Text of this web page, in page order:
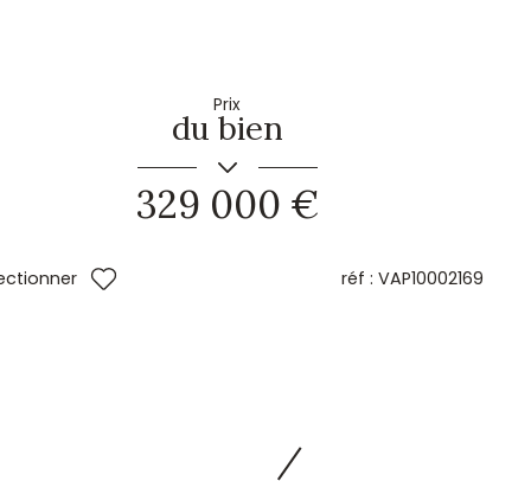
Prix
du bien
329 000 €
réf : VAP10002169